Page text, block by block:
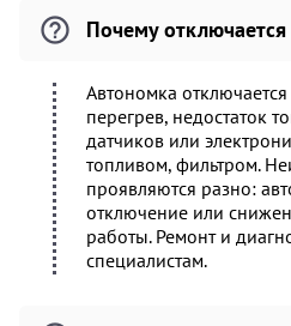
Почему
Автономка
перегрев, недостаток
датчиков или
топливом, фильтром.
проявляются разно:
отключение или
работы. Ремонт и
специалистам.